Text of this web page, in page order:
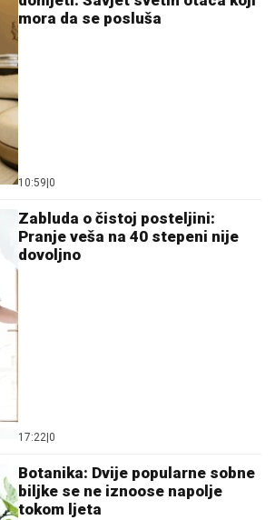
mora da se posluša
10:59 0
Zabluda o čistoj posteljini:
Pranje veša na 40 stepeni nije
dovoljno
17:22 0
Botanika: Dvije popularne sobne
biljke se ne iznoose napolje
tokom ljeta